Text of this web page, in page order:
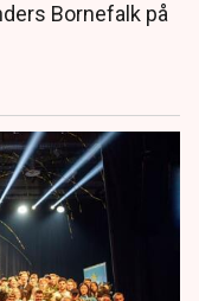
Bornefalk på